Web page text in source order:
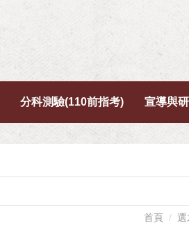
分科測驗(110前指考) 宣導與
首頁